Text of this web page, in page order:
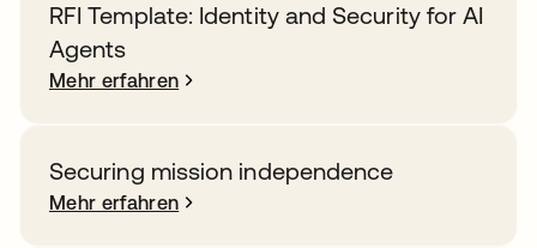
RFI Template: Identity and Security for AI
Agents
Mehr erfahren
Securing mission independence
Mehr erfahren